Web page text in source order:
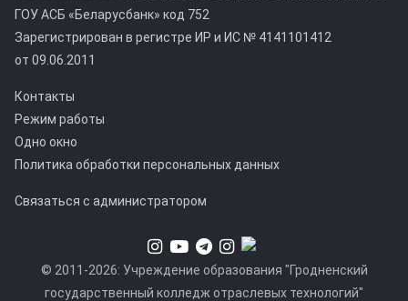
ГОУ АСБ «Беларусбанк» код 752
Зарегистрирован в регистре ИР и ИС № 4141101412
от 09.06.2011
Контакты
Режим работы
Одно окно
Политика обработки персональных данных
Связаться с администратором
© 2011-2026: Учреждение образования "Гродненский
государственный колледж отраслевых технологий"